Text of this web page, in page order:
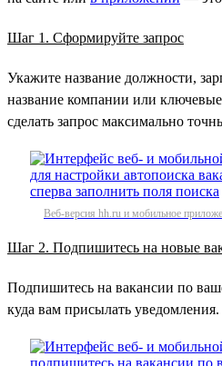
Шаг 1. Сформируйте запрос
Укажите название должности,
название компании или
сделать запрос максимально
Веб-версия hh.ru и мобильное
Шаг 2. Подпишитесь на новые
Подпишитесь на вакансии по
куда вам присылать уведомления.